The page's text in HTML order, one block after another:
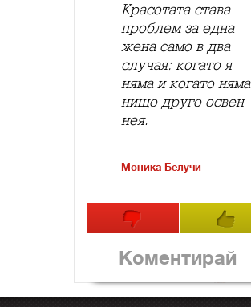
Красотата става
проблем за една
жена само в два
случая: когато я
няма и когато няма
нищо друго освен
нея.
Моника Белучи
Коментирай